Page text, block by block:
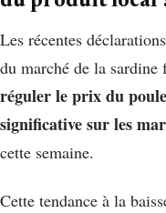
Les récentes
du marché de la sardine
réguler le prix du
significative sur les
cette semaine.
Cette tendance à la